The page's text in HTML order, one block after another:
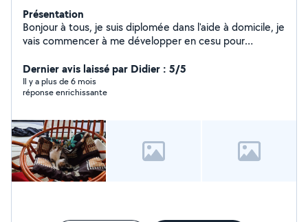
Présentation
Bonjour à tous, je suis diplomée dans l'aide à domicile, je
vais commencer à me développer en cesu pour
compagnie, jeux de mémoire ou autres, aide
administrative ou multimédia, petits travaux de
jardinage, garde ou sorties d'animaux,...) Je possède le
de capacité pour les animaux domestiques passé en
septembre 2022.
Dernier avis laissé par Didier : 5/5
Il y a plus de 6 mois
réponse enrichissante